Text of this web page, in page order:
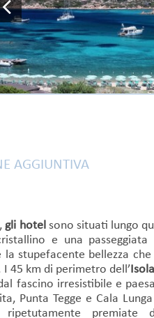
AGGIUNTIVA
,gli hotelsono situati lungo
e una passeggiata
stupefacente bellezza
45 km di perimetro dell’
fascino irresistibile e
Punta Tegge e Cala
ripetutamente